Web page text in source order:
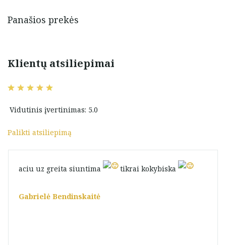
Panašios prekės
Klientų atsiliepimai
Vidutinis įvertinimas: 5.0
Palikti atsiliepimą
aciu uz greita siuntima tikrai kokybiska
Gabrielė Bendinskaitė